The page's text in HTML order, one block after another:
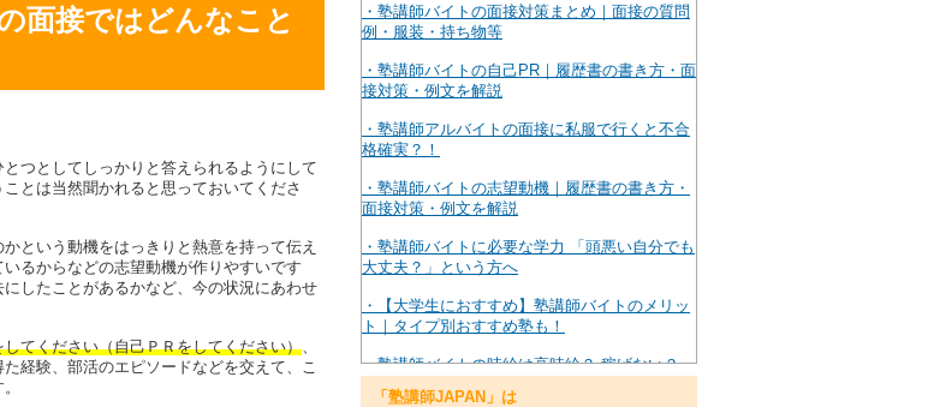
面接ではどんなこと
つとしてしっかりと答えられるようにして
ことは当然聞かれると思っておいてくださ
という動機をはっきりと熱意を持って伝え
るからなどの志望動機が作りやすいです
したことがあるかなど、今の状況にあわせ
してください（自己ＰＲをしてください）
経験、部活のエピソードなどを交えて、こ
・塾講師バイトの面接対策まとめ｜面接の質問
例・服装・持ち物等
・塾講師バイトの自己PR｜履歴書の書き方・面
接対策・例文を解説
・塾講師アルバイトの面接に私服で行くと不合
格確実？！
・塾講師バイトの志望動機｜履歴書の書き方・
面接対策・例文を解説
・塾講師バイトに必要な学力 「頭悪い自分でも
大丈夫？」という方へ
・【大学生におすすめ】塾講師バイトのメリッ
ト｜タイプ別おすすめ塾も！
・塾講師バイトの時給は高時給？ 稼げない？
時給・月収・給料の相場
「塾講師JAPAN」は